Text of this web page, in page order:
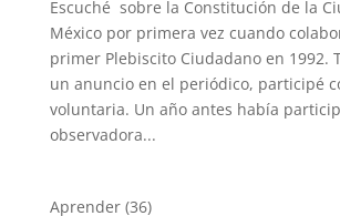
Escuché sobre la Constitución de la
México por primera vez cuando
primer Plebiscito Ciudadano en 1992.
un anuncio en el periódico, participé
voluntaria. Un año antes había
observadora...
Aprender(36)